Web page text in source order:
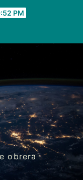
PM
obrera